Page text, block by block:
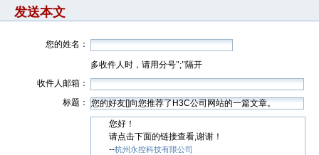
发送本文
您的姓名：
多收件人时，请用分号";"隔开
收件人邮箱：
标题：
您好！
请点击下面的链接查看,谢谢！
--杭州永控科技有限公司